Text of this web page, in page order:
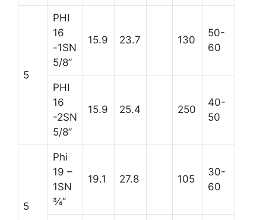
5
PHI
16
-1SN
5/8’’
15.9 23.7 130
50-
60
PHI
16
-2SN
5/8’’
15.9 25.4 250
40-
50
5
Phi
19 –
1SN
¾’’
19.1 27.8 105
30-
60